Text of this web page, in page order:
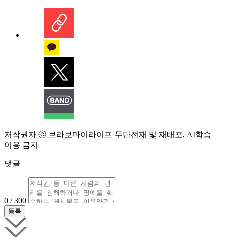
저작권자 ⓒ 브라보마이라이프 무단전재 및 재배포, AI학습
이용 금지
댓글
0 / 300